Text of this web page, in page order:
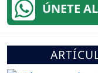
ÚNETE